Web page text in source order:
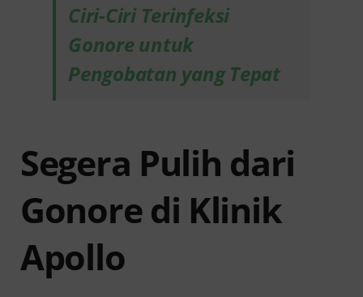
Ciri-Ciri Terinfeksi
Gonore untuk
Pengobatan yang Tepat
Segera Pulih dari
Gonore di Klinik
Apollo